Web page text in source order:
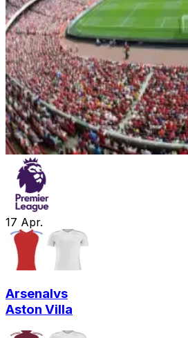
17 Apr.
Arsenalvs
Aston Villa